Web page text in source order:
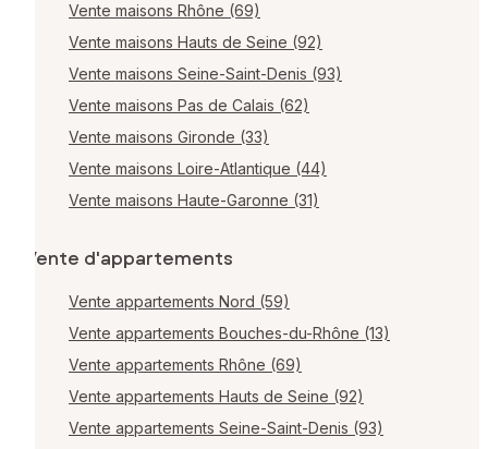
Vente maisons Rhône (69)
Vente maisons Hauts de Seine (92)
Vente maisons Seine-Saint-Denis (93)
Vente maisons Pas de Calais (62)
Vente maisons Gironde (33)
Vente maisons Loire-Atlantique (44)
Vente maisons Haute-Garonne (31)
Vente d'appartements
Vente appartements Nord (59)
Vente appartements Bouches-du-Rhône (13)
Vente appartements Rhône (69)
Vente appartements Hauts de Seine (92)
Vente appartements Seine-Saint-Denis (93)